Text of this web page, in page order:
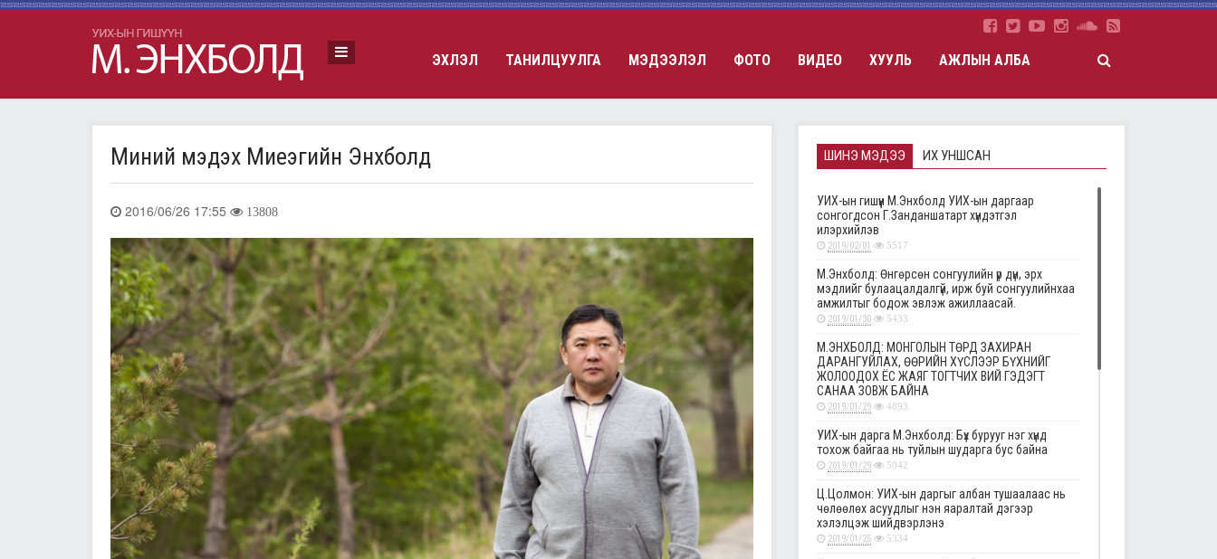
ЭХЛЭЛ ТАНИЛЦУУЛГА МЭДЭЭЛЭЛ ФОТО ВИДЕО ХУУЛЬ АЖЛЫН АЛБА
Миний мэдэх Миеэгийн Энхболд
2016/06/26 17:55 13808
ШИНЭ МЭДЭЭ ИХ УНШСАН
УИХ-ын гишүүн М.Энхболд УИХ-ын даргаар
сонгогдсон Г.Занданшатарт хүндэтгэл
илэрхийлэв
2019/02/01 5517
М.Энхболд: Өнгөрсөн сонгуулийн үр дүн, эрх
мэдлийг булаацалдалгүй, ирж буй сонгуулийнхаа
амжилтыг бодож эвлэж ажиллаасай.
2019/01/30 5433
М.ЭНХБОЛД: МОНГОЛЫН ТӨРД ЗАХИРАН
ДАРАНГУЙЛАХ, ӨӨРИЙН ХҮСЛЭЭР БҮХНИЙГ
ЖОЛООДОХ ЁС ЖАЯГ ТОГТЧИХ ВИЙ ГЭДЭГТ
САНАА ЗОВЖ БАЙНА
2019/01/29 4893
УИХ-ын дарга М.Энхболд: Бүх бурууг нэг хүнд
тохож байгаа нь туйлын шударга бус байна
2019/01/29 5042
Ц.Цолмон: УИХ-ын даргыг албан тушаалаас нь
чөлөөлөх асуудлыг нэн яаралтай дэгээр
хэлэлцэж шийдвэрлэнэ
2019/01/25 5334